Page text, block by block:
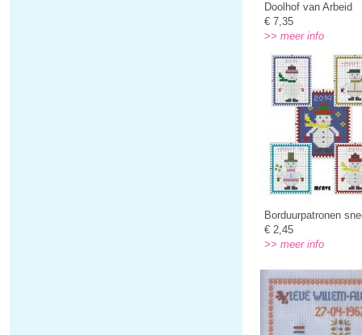
Doolhof van Arbeid
€ 7,35
>> meer info
Borduurpatronen
€ 2,45
>> meer info